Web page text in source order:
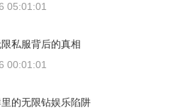
05:01:01
私服背后的真相
00:01:01
的无限钻娱乐陷阱